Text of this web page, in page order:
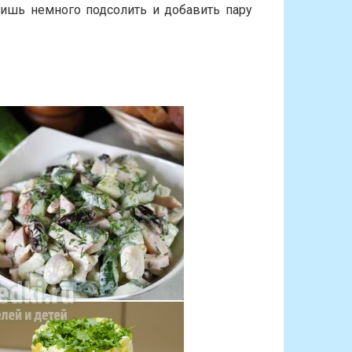
немного подсолить и добавить пару